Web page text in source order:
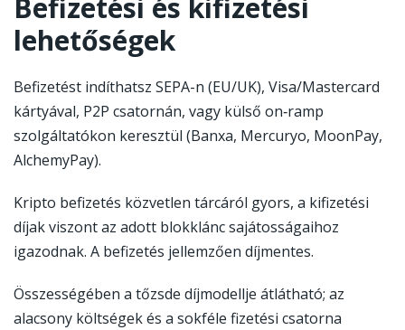
Befizetési és kifizetési
lehetőségek
Befizetést indíthatsz SEPA-n (EU/UK), Visa/Mastercard
kártyával, P2P csatornán, vagy külső on‑ramp
szolgáltatókon keresztül (Banxa, Mercuryo, MoonPay,
AlchemyPay).
Kripto befizetés közvetlen tárcáról gyors, a kifizetési
díjak viszont az adott blokklánc sajátosságaihoz
igazodnak. A befizetés jellemzően díjmentes.
Összességében a tőzsde díjmodellje átlátható; az
alacsony költségek és a sokféle fizetési csatorna